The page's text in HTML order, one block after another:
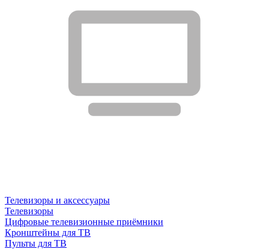
Телевизоры и аксессуары
Телевизоры
Цифровые телевизионные приёмники
Кронштейны для ТВ
Пульты для ТВ